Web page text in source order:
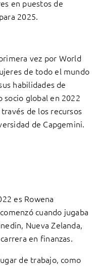
en puestos de
2025.
vez por World
de todo el mundo
habilidades de
socio global en 2022
de los recursos
de Capgemini.
es Rowena
cuando jugaba
Nueva Zelanda,
en finanzas.
de trabajo, como